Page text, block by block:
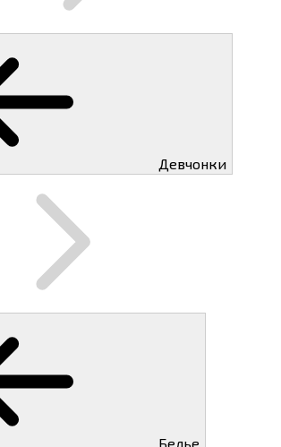
Девчонки
Белье